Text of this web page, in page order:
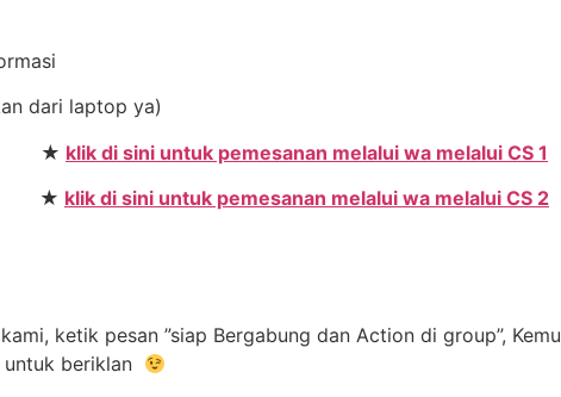
dari laptop ya)
★ klik di sini untuk pemesanan melalui wa melalui CS 1
★ klik di sini untuk pemesanan melalui wa melalui CS 2
ketik pesan ”siap Bergabung dan Action di group”,
beriklan